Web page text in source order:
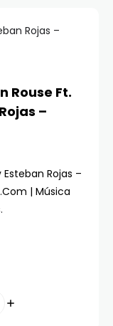
Rojas –
Rouse Ft.
–
Esteban Rojas –
| Música
.